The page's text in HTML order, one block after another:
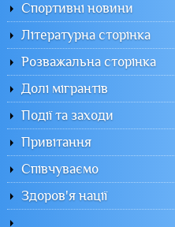
Спортивні новини
Літературна сторінка
Розважальна сторінка
Долі мігрантів
Події та заходи
Привітання
Співчуваємо
Здоров'я нації